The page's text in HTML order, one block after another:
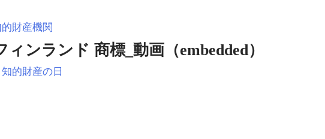
財産機関
ンランド 商標_動画（embedded）
知的財産の日